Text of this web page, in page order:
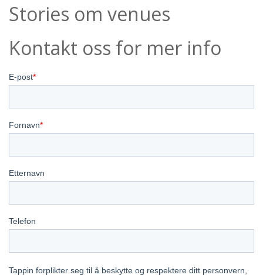
Stories om venues
Kontakt oss for mer info